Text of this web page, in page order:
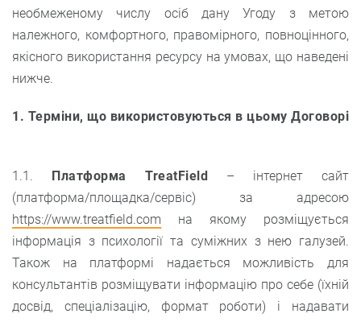
необмеженому числу осіб дану Угоду з метою
належного, комфортного, правомірного, повноцінного,
якісного використання ресурсу на умовах, що наведені
нижче.
1. Терміни, що використовуються в цьому Договорі
1.1. Платформа TreatField – інтернет сайт
(платформа/площадка/сервіс) за адресою
https://www.treatfield.com на якому розміщується
інформація з психології та суміжних з нею галузей.
Також на платформі надається можливість для
консультантів розміщувати інформацію про себе (їхній
досвід, спеціалізацію, формат роботи) і надавати